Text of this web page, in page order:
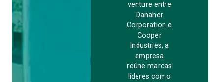
venture entre
Danaher
Corporation e
Cooper
Industries, a
empresa
reúne marcas
líderes como